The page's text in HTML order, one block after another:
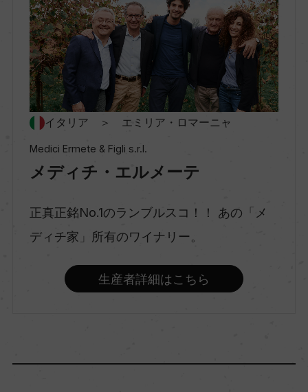
地区名
レッジアーノ
村名
種類
スパークリングワイン
品種（原材料）
アルコール度数
イタリア ＞ エミリア・ロマーニャ
Medici Ermete & Figli s.r.l.
メディチ・エルメーテ
正真正銘No.1のランブルスコ！！ あの「メ
ディチ家」所有のワイナリー。
生産者詳細はこちら